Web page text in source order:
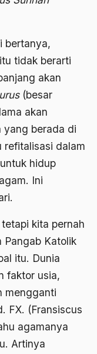
bertanya,
tidak berarti
akan
(besar
akan
yang berada di
refitalisasi dalam
hidup
Ini
kita pernah
Pangab Katolik
itu. Dunia
faktor usia,
mengganti
FX. (Fransiscus
agamanya
Artinya